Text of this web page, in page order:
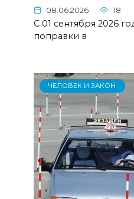
08.06.2026 18
С 01 сентября 2026
поправки в
ЧЕЛОВЕК И ЗАКОН